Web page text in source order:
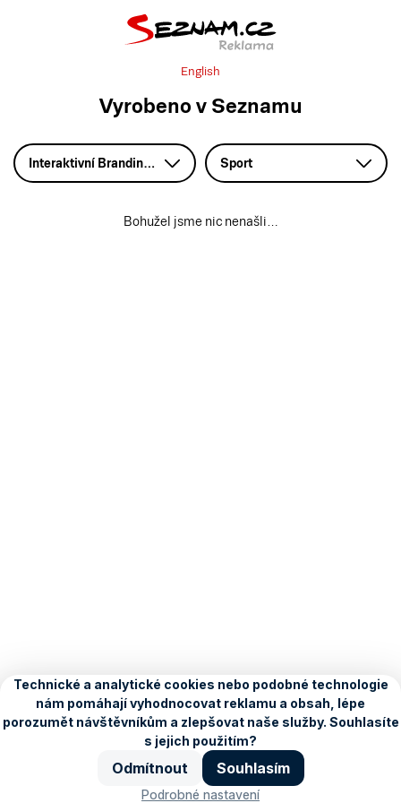
English
Vyrobeno v Seznamu
Interaktivní Branding – HTML5 Sport
Bohužel jsme nic nenašli…
Kariéra Blog Ochrana údajů
personalizace
Copyright © 1996–2026, Seznam.cz, a.s.